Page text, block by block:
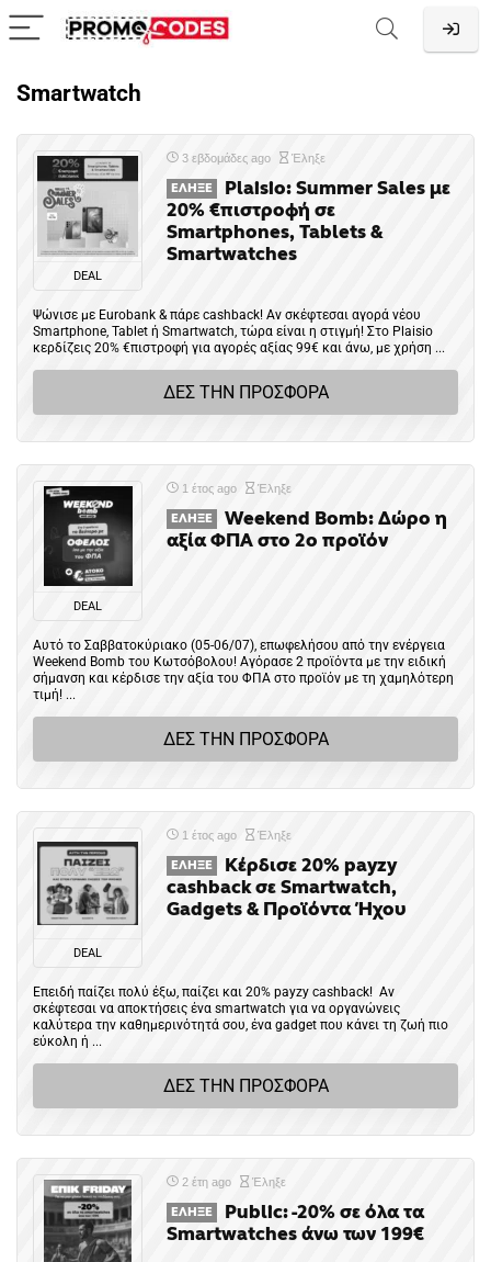
Smartwatch
DEAL
3 εβδομάδες ago Έληξε
ΈΛΗΞΕ
Plaisio: Summer Sales με
20% €πιστροφή σε
Smartphones, Tablets &
Smartwatches
Ψώνισε με Eurobank & πάρε cashback! Αν σκέφτεσαι αγορά νέου
Smartphone, Tablet ή Smartwatch, τώρα είναι η στιγμή! Στο Plaisio
κερδίζεις 20% €πιστροφή για αγορές αξίας 99€ και άνω, με χρήση ...
ΔΕΣ ΤΗΝ ΠΡΟΣΦΟΡΑ
DEAL
1 έτος ago Έληξε
ΈΛΗΞΕ
Weekend Bomb: Δώρο η
αξία ΦΠΑ στο 2ο προϊόν
Αυτό το Σαββατοκύριακο (05-06/07), επωφελήσου από την ενέργεια
Weekend Bomb του Κωτσόβολου! Αγόρασε 2 προϊόντα με την ειδική
σήμανση και κέρδισε την αξία του ΦΠΑ στο προϊόν με τη χαμηλότερη
τιμή! ...
ΔΕΣ ΤΗΝ ΠΡΟΣΦΟΡΑ
DEAL
1 έτος ago Έληξε
ΈΛΗΞΕ
Κέρδισε 20% payzy
cashback σε Smartwatch,
Gadgets & Προϊόντα Ήχου
Επειδή παίζει πολύ έξω, παίζει και 20% payzy cashback! Αν
σκέφτεσαι να αποκτήσεις ένα smartwatch για να οργανώνεις
καλύτερα την καθημερινότητά σου, ένα gadget που κάνει τη ζωή πιο
εύκολη ή ...
ΔΕΣ ΤΗΝ ΠΡΟΣΦΟΡΑ
2 έτη ago Έληξε
ΈΛΗΞΕ
Public: -20% σε όλα τα
Smartwatches άνω των 199€